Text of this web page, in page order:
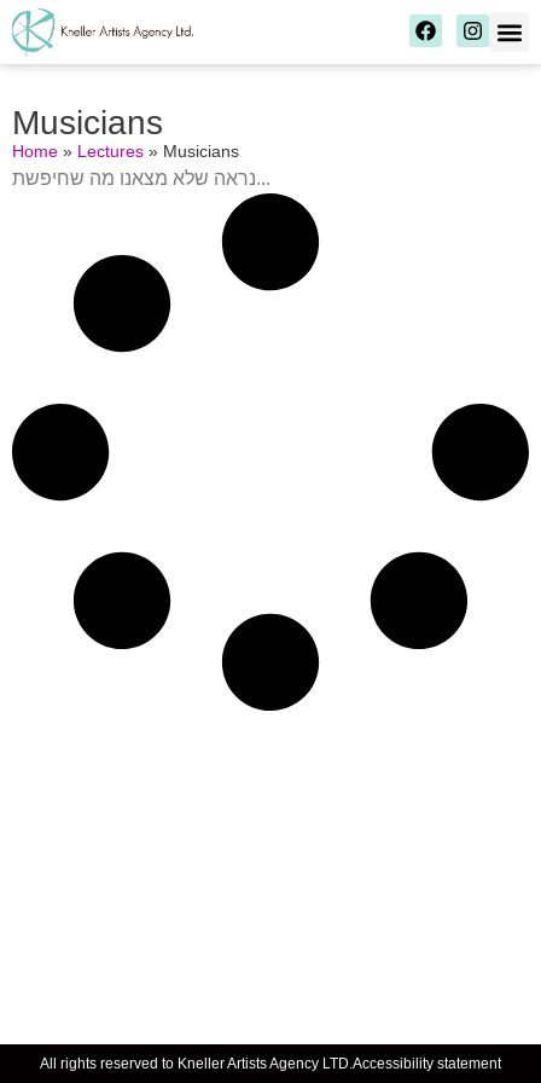
Musicians
Home » Lectures » Musicians
נראה שלא מצאנו מה שחיפשת...
All rights reserved to Kneller Artists Agency LTD.Accessibility statement